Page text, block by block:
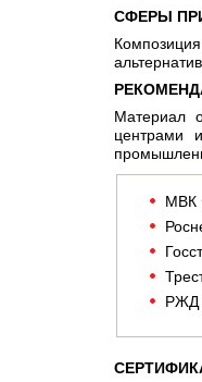
СФЕРЫ
Материал
центрами
МВК
РЖД